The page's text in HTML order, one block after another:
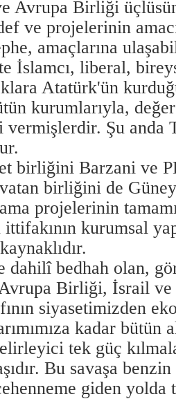
Avrupa Birliği
ve projelerinin amacı
amaçlarına
İslamcı, liberal,
Atatürk'ün
kurumlarıyla,
vermişlerdir. Şu anda
birliğini Barzani ve
birliğini de
projelerinin
kurumsal
dahilî bedhah olan,
Birliği, İsrail
siyasetimizden
kadar bütün
tek güç
Bu savaşa
giden yolda